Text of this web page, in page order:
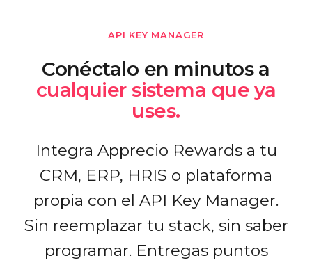
API KEY MANAGER
Conéctalo en minutos a
cualquier sistema que ya
uses.
Integra Apprecio Rewards a tu
CRM, ERP, HRIS o plataforma
propia con el API Key Manager.
Sin reemplazar tu stack, sin saber
programar. Entregas puntos